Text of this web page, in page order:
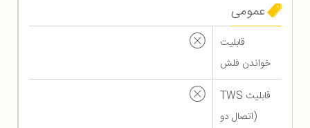
عمومی
قابلیت
خواندن فلش
قابلیت TWS
(اتصال دو